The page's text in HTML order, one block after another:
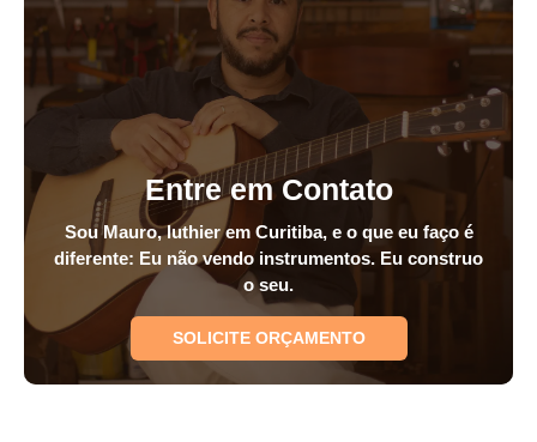
Entre em Contato
Sou Mauro, luthier em Curitiba, e o que eu faço é
diferente: Eu não vendo instrumentos. Eu construo
o seu.
SOLICITE ORÇAMENTO